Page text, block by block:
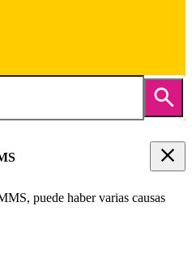
puede haber varias causas